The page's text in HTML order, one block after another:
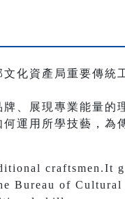
化資產局重要傳統
、展現專業能量的
運用所學技藝，為
craftsmen.It
Bureau of Cultural